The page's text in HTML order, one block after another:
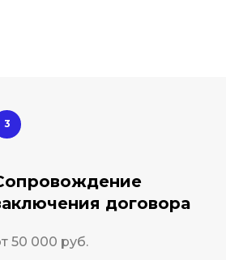
договора
50 000 руб.